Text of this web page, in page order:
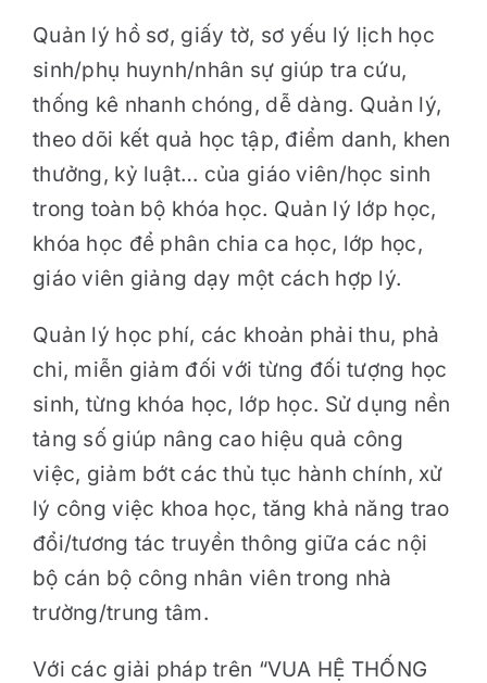
Quản lý hồ sơ, giấy tờ, sơ yếu lý lịch học
sinh/phụ huynh/nhân sự giúp tra cứu,
thống kê nhanh chóng, dễ dàng. Quản lý,
theo dõi kết quả học tập, điểm danh, khen
thưởng, kỷ luật… của giáo viên/học sinh
trong toàn bộ khóa học. Quản lý lớp học,
khóa học để phân chia ca học, lớp học,
giáo viên giảng dạy một cách hợp lý.
Quản lý học phí, các khoản phải thu, phả
chi, miễn giảm đối với từng đối tượng học
sinh, từng khóa học, lớp học. Sử dụng nền
tảng số giúp nâng cao hiệu quả công
việc, giảm bớt các thủ tục hành chính, xử
lý công việc khoa học, tăng khả năng trao
đổi/tương tác truyền thông giữa các nội
bộ cán bộ công nhân viên trong nhà
trường/trung tâm.
Với các giải pháp trên “VUA HỆ THỐNG